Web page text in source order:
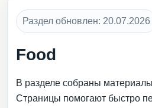
Раздел обновлен: 20.07.2026
Food
В разделе собраны
Страницы помогают быстро